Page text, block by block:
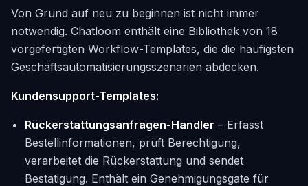
Von Grund auf neu zu beginnen ist nicht immer
notwendig. Chatloom enthält eine Bibliothek von 18
vorgefertigten Workflow-Templates, die die häufigsten
Geschäftsautomatisierungsszenarien abdecken.
Kundensupport-Templates:
Rückerstattungsanfragen-Handler – Erfasst
Bestellinformationen, prüft Berechtigung,
verarbeitet die Rückerstattung und sendet
Bestätigung. Enthält ein Genehmigungsgate für